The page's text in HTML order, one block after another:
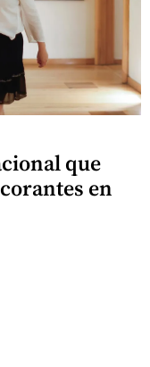
que
en